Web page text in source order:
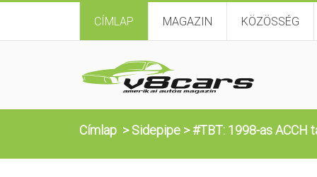
CÍMLAP MAGAZIN KÖZÖSSÉG
Címlap >Sidepipe >#TBT: 1998-as ACCH